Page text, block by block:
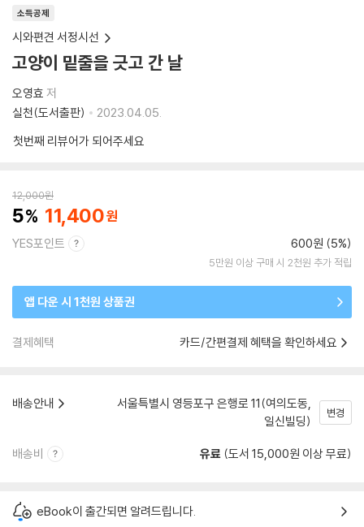
소득공제
시와편견 서정시선
고양이 밑줄을 긋고 간 날
오영효 저
실천(도서출판)
2023.04.05.
첫번째 리뷰어가 되어주세요
12,000원
5 11,400
YES포인트 600원 (5%)
5만원 이상 구매 시 2천원 추가 적립
앱 다운 시 1천원 상품권
결제혜택 카드/간편결제 혜택을 확인하세요
배송안내
서울특별시 영등포구 은행로 11(여의도동,
일신빌딩)
변경
배송비 유료 (도서 15,000원 이상 무료)
eBook이 출간되면 알려드립니다.